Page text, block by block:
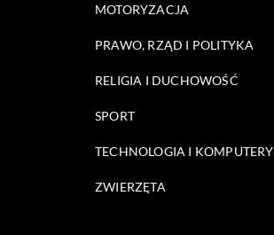
MOTORYZACJA
PRAWO, RZĄD I POLITYKA
RELIGIA I DUCHOWOŚĆ
SPORT
TECHNOLOGIA I KOMPUTERY
ZWIERZĘTA